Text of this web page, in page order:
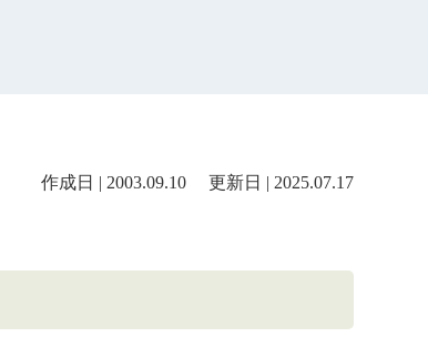
作成日 | 2003.09.10 更新日 | 2025.07.17